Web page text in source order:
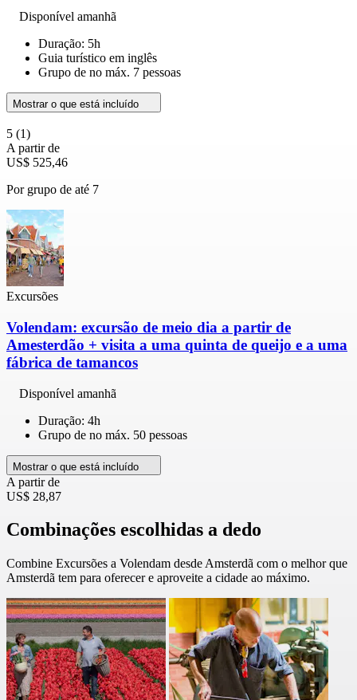
Disponível amanhã
Duração: 5h
Guia turístico em inglês
Grupo de no máx. 7 pessoas
Mostrar o que está incluído
5 (1)
A partir de
US$ 525,46
Por grupo de até 7
Excursões
Volendam: excursão de meio dia a partir de
Amesterdão + visita a uma quinta de queijo e a uma
fábrica de tamancos
Disponível amanhã
Duração: 4h
Grupo de no máx. 50 pessoas
Mostrar o que está incluído
A partir de
US$ 28,87
Combinações escolhidas a dedo
Combine Excursões a Volendam desde Amsterdã com o melhor que
Amsterdã tem para oferecer e aproveite a cidade ao máximo.